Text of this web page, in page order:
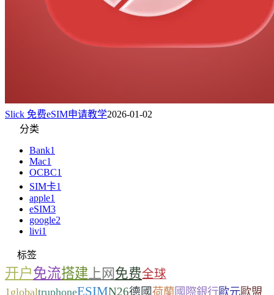
Slick 免费eSIM申请教学2026-01-02
分类
Bank1
Mac1
OCBC1
SIM卡1
apple1
eSIM3
google2
livi1
标签
开户免流搭建 上网免费全球
1globaltruphoneESIMN26德國荷蘭國際銀行歐元歐盟